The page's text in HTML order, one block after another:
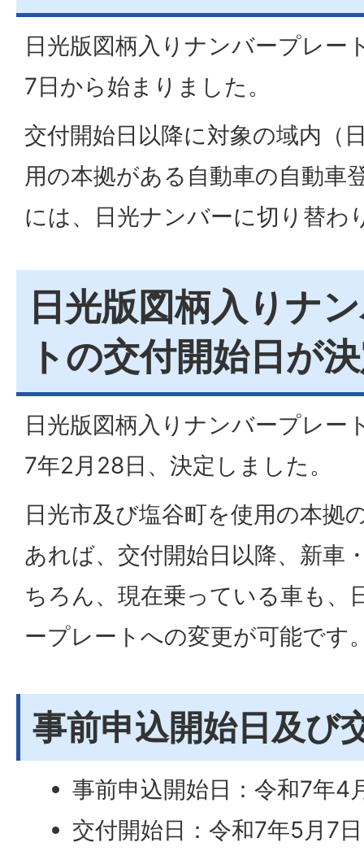
日光版図柄入りナンバープレー
7日から始まりました。
交付開始日以降に対象の域内（
用の本拠がある自動車の自動車
には、日光ナンバーに切り替わ
日光版図柄入りナ
トの交付開始日が
日光版図柄入りナンバープレー
7年2月28日、決定しました。
日光市及び塩谷町を使用の本拠
あれば、交付開始日以降、新車
ちろん、現在乗っている車も、
ープレートへの変更が可能です
事前申込開始日及び
事前申込開始日：令和7年4
交付開始日：令和7年5月7